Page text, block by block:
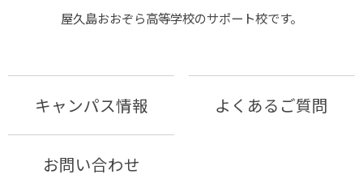
屋久島おおぞら⾼等学校のサポート校です。
キャンパス情報 よくあるご質問
お問い合わせ